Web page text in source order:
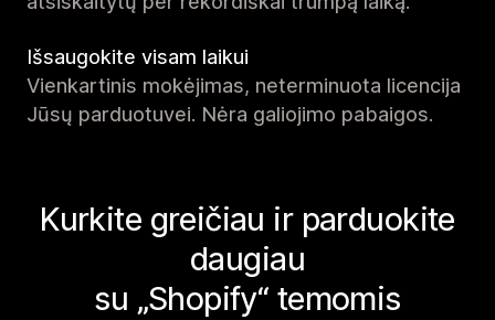
Išsaugokite visam laikui
Vienkartinis mokėjimas, neterminuota licencija
Jūsų parduotuvei. Nėra galiojimo pabaigos.
Kurkite greičiau ir parduokite
daugiau
su „Shopify“ temomis